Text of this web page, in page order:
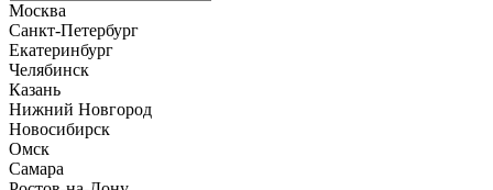
Москва
Санкт-Петербург
Екатеринбург
Челябинск
Казань
Нижний Новгород
Новосибирск
Омск
Самара